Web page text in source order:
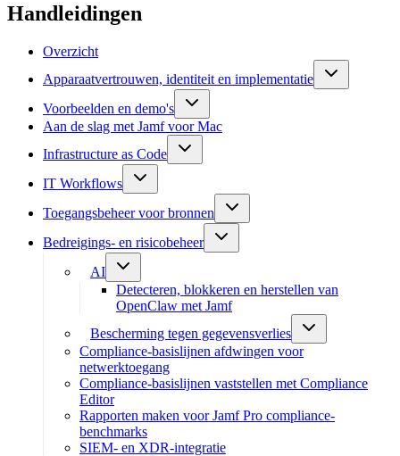
Handleidingen
Overzicht
Apparaatvertrouwen, identiteit en implementatie
Voorbeelden en demo's
Aan de slag met Jamf voor Mac
Infrastructure as Code
IT Workflows
Toegangsbeheer voor bronnen
Bedreigings- en risicobeheer
AI
Detecteren, blokkeren en herstellen van
OpenClaw met Jamf
Bescherming tegen gegevensverlies
Compliance-basislijnen afdwingen voor
netwerktoegang
Compliance-basislijnen vaststellen met Compliance
Editor
Rapporten maken voor Jamf Pro compliance-
benchmarks
SIEM- en XDR-integratie